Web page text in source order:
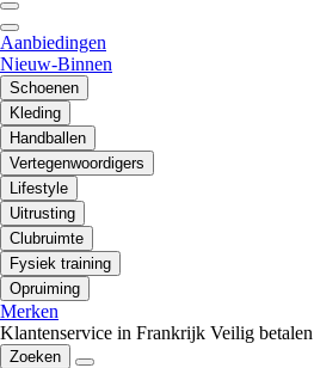
Aanbiedingen
Nieuw-Binnen
Schoenen
Kleding
Handballen
Vertegenwoordigers
Lifestyle
Uitrusting
Clubruimte
Fysiek training
Opruiming
Merken
Klantenservice in Frankrijk Veilig betalen
Zoeken